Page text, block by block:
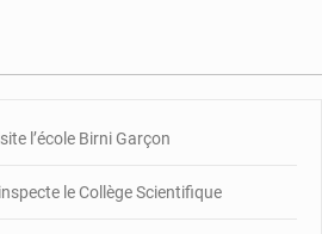
l’école Birni Garçon
le Collège Scientifique